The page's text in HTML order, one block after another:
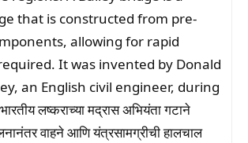
that is constructed from pre-
allowing for rapid
It was invented by Donald
an English civil engineer, during
लष्कराच्या मद्रास अभियंता गटाने
वाहने आणि यंत्रसामग्रीची हालचाल